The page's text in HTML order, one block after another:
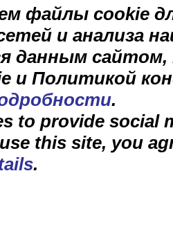
файлы cookie
и анализа
данным
и Политикой
.
to provide social
this site, you
.